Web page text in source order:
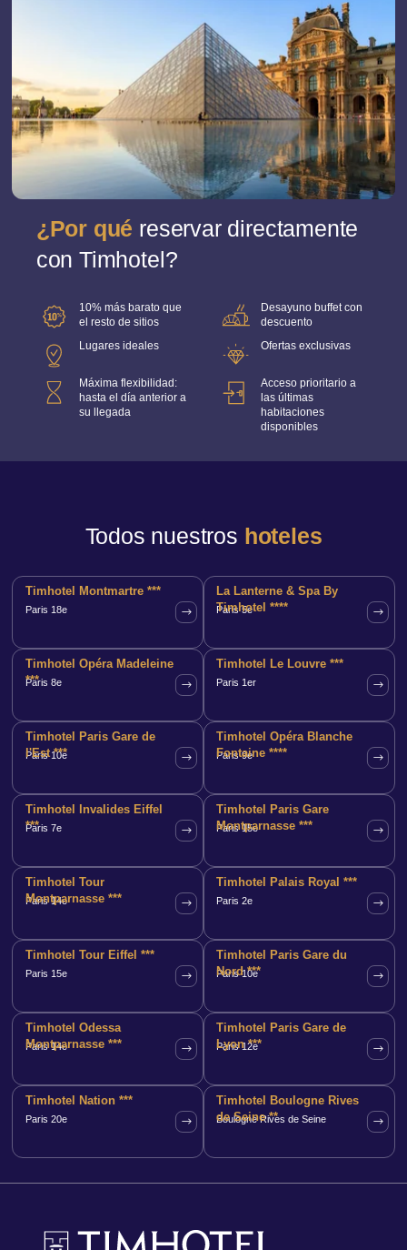
¿Por qué reservar directamente
con Timhotel?
10% más barato que
el resto de sitios
Desayuno buffet con
descuento
Lugares ideales
Ofertas exclusivas
Máxima flexibilidad:
hasta el día anterior a
su llegada
Acceso prioritario a
las últimas
habitaciones
disponibles
Todos nuestros hoteles
Timhotel Montmartre ***
Paris 18e
La Lanterne & Spa By
Timhotel ****
Paris 5e
Timhotel Opéra Madeleine
***
Paris 8e
Timhotel Le Louvre ***
Paris 1er
Timhotel Paris Gare de
l'Est ***
Paris 10e
Timhotel Opéra Blanche
Fontaine ****
Paris 9e
Timhotel Invalides Eiffel
***
Paris 7e
Timhotel Paris Gare
Montparnasse ***
Paris 15e
Timhotel Tour
Montparnasse ***
Paris 14e
Timhotel Palais Royal ***
Paris 2e
Timhotel Tour Eiffel ***
Paris 15e
Timhotel Paris Gare du
Nord ***
Paris 10e
Timhotel Odessa
Montparnasse ***
Paris 14e
Timhotel Paris Gare de
Lyon ***
Paris 12e
Timhotel Nation ***
Paris 20e
Timhotel Boulogne Rives
de Seine **
Boulogne Rives de Seine